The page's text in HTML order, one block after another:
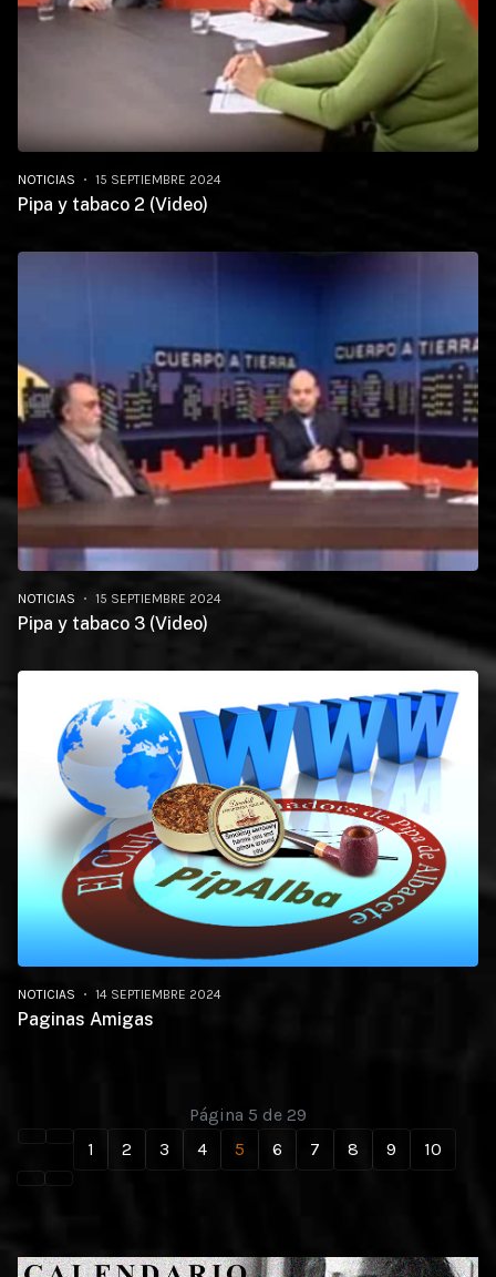
NOTICIAS 15 SEPTIEMBRE 2024
Pipa y tabaco 2 (Video)
NOTICIAS 15 SEPTIEMBRE 2024
Pipa y tabaco 3 (Video)
NOTICIAS 14 SEPTIEMBRE 2024
Paginas Amigas
1 2 3 4 5 6 7 8 9 10
Página 5 de 29